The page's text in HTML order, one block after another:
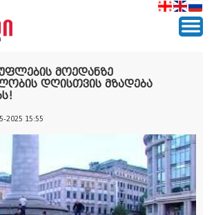
მოედანზე
დღისთვის მზადება
2025 15:55